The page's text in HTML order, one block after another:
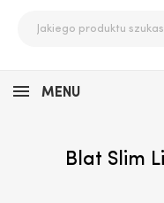
MENU
Blat Slim